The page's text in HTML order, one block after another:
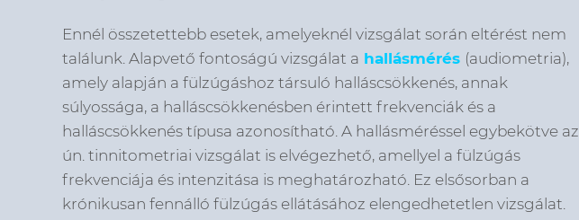
Ennél összetettebb esetek, amelyeknél vizsgálat során eltérést nem
találunk. Alapvető fontoságú vizsgálat a hallásmérés (audiometria),
amely alapján a fülzúgáshoz társuló halláscsökkenés, annak
súlyossága, a halláscsökkenésben érintett frekvenciák és a
halláscsökkenés típusa azonosítható. A hallásméréssel egybekötve az
ún. tinnitometriai vizsgálat is elvégezhető, amellyel a fülzúgás
frekvenciája és intenzitása is meghatározható. Ez elsősorban a
krónikusan fennálló fülzúgás ellátásához elengedhetetlen vizsgálat.